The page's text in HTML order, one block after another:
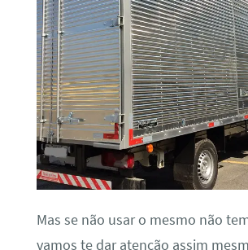
Mas se não usar o mesmo não
vamos te dar atenção assim